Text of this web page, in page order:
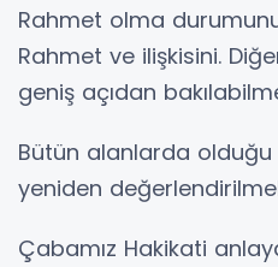
Rahmet olma
Rahmet ve ilişkisini.
geniş açıdan
Bütün alanlarda
yeniden
Çabamız Hakikati